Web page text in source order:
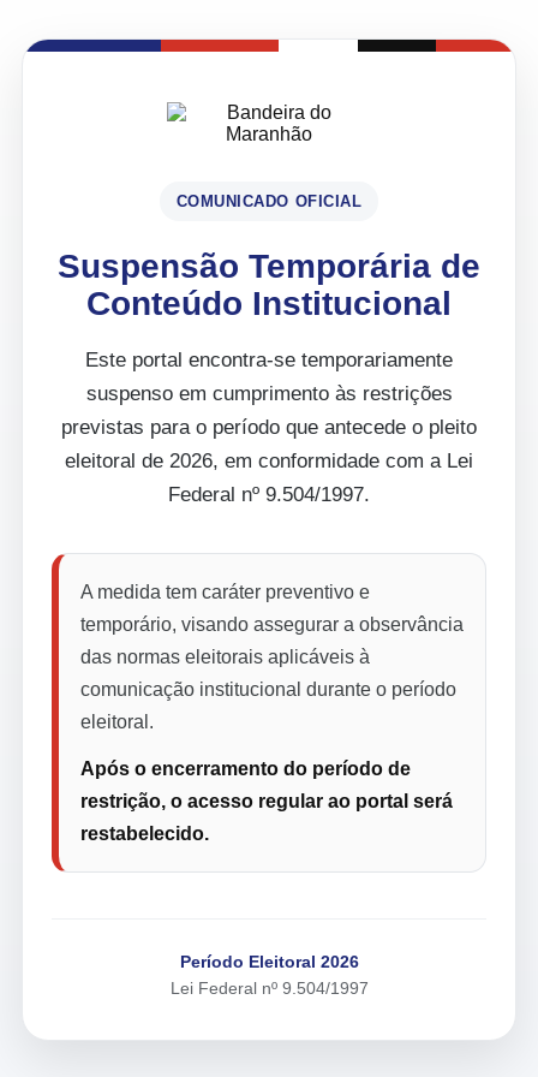
COMUNICADO OFICIAL
Suspensão Temporária de
Conteúdo Institucional
Este portal encontra-se temporariamente
suspenso em cumprimento às restrições
previstas para o período que antecede o pleito
eleitoral de 2026, em conformidade com a Lei
Federal nº 9.504/1997.
A medida tem caráter preventivo e
temporário, visando assegurar a observância
das normas eleitorais aplicáveis à
comunicação institucional durante o período
eleitoral.
Após o encerramento do período de
restrição, o acesso regular ao portal será
restabelecido.
Período Eleitoral 2026
Lei Federal nº 9.504/1997